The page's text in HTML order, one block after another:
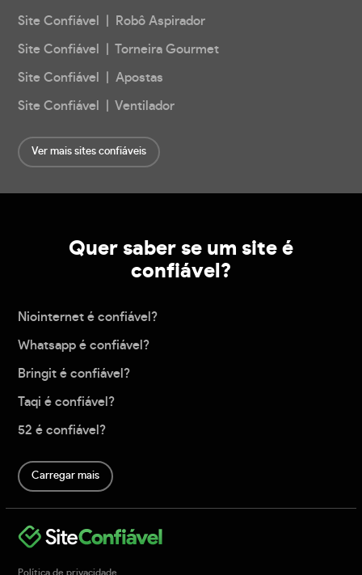
Site Confiável | Robô Aspirador
Site Confiável | Torneira Gourmet
Site Confiável | Apostas
Site Confiável | Ventilador
Ver mais sites confiáveis
Quer saber se um site é
confiável?
Niointernet é confiável?
Whatsapp é confiável?
Bringit é confiável?
Taqi é confiável?
52 é confiável?
Carregar mais
Política de privacidade